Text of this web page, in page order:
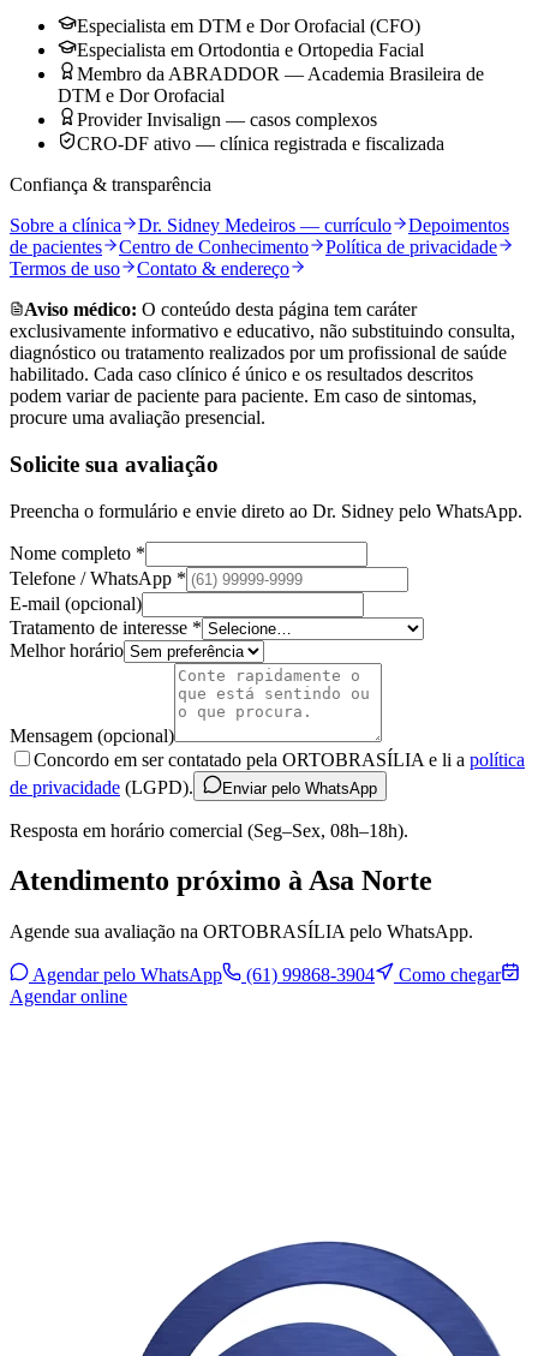
Especialista em DTM e Dor Orofacial (CFO)
Especialista em Ortodontia e Ortopedia Facial
Membro da ABRADDOR — Academia Brasileira de
DTM e Dor Orofacial
Provider Invisalign — casos complexos
CRO-DF ativo — clínica registrada e fiscalizada
Confiança & transparência
Sobre a clínica
Dr. Sidney Medeiros — currículo
Depoimentos
de pacientes
Centro de Conhecimento
Política de privacidade
Termos de uso
Contato & endereço
Aviso médico: O conteúdo desta página tem caráter
exclusivamente informativo e educativo, não substituindo consulta,
diagnóstico ou tratamento realizados por um profissional de saúde
habilitado. Cada caso clínico é único e os resultados descritos
podem variar de paciente para paciente. Em caso de sintomas,
procure uma avaliação presencial.
Solicite sua avaliação
Preencha o formulário e envie direto ao Dr. Sidney pelo WhatsApp.
Nome completo *
Telefone / WhatsApp *
E-mail (opcional)
Tratamento de interesse *
Melhor horário
Mensagem (opcional)
Concordo em ser contatado pela ORTOBRASÍLIA e li a política
de privacidade (LGPD). Enviar pelo WhatsApp
Resposta em horário comercial (Seg–Sex, 08h–18h).
Atendimento próximo à Asa Norte
Agende sua avaliação na ORTOBRASÍLIA pelo WhatsApp.
Agendar pelo WhatsApp (61) 99868-3904
Como chegar
Agendar online